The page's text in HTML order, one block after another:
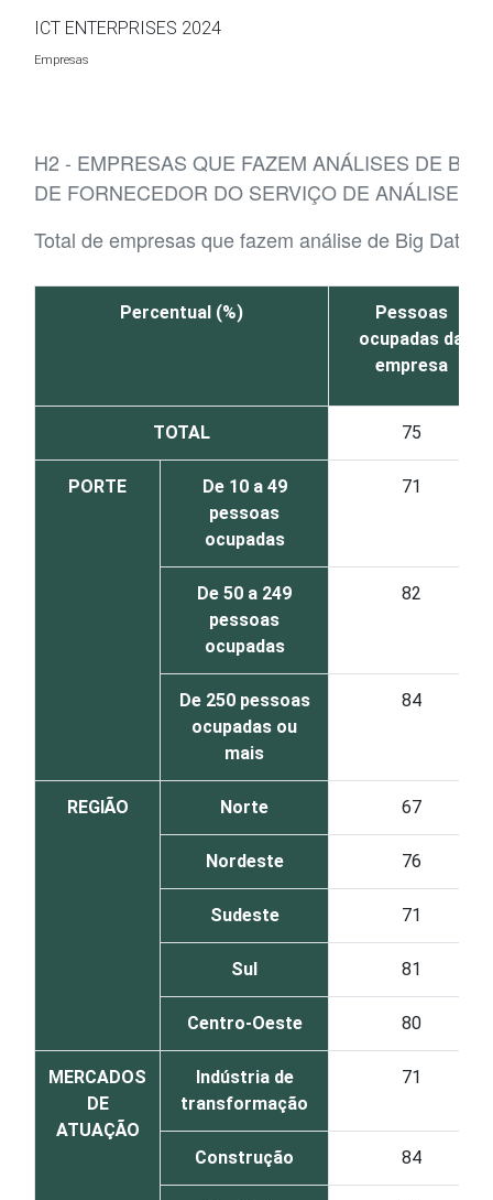
ICT ENTERPRISES 2024
Empresas
H2 - EMPRESAS QUE FAZEM ANÁLISES DE BIG
DE FORNECEDOR DO SERVIÇO DE ANÁLISE
Total de empresas que fazem análise de Big Data
Percentual (%)
Pessoas
ocupadas da
empresa
TOTAL 75
PORTE
De 10 a 49
pessoas
ocupadas
71
De 50 a 249
pessoas
ocupadas
82
De 250 pessoas
ocupadas ou
mais
84
REGIÃO Norte 67
Nordeste 76
Sudeste 71
Sul 81
Centro-Oeste 80
MERCADOS
DE
ATUAÇÃO
Indústria de
transformação
71
Construção 84